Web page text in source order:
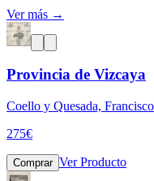
Ver más →
Provincia de Vizcaya
Coello y Quesada,
275€
Comprar Ver Producto